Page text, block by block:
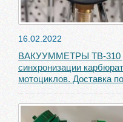
16.02.2022
ВАКУУММЕТРЫ ТВ-310
синхронизации
мотоциклов. Доставка